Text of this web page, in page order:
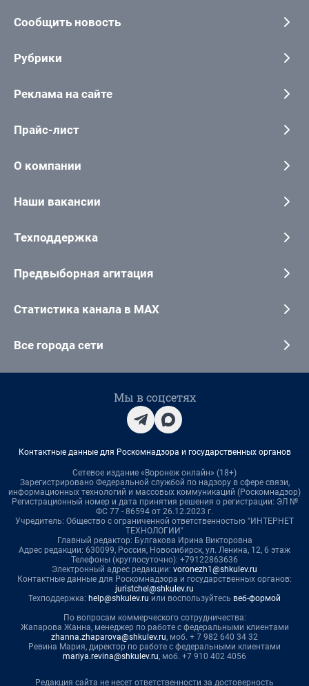
Сообщить новость
Рубрики
Реклама на сайте
Прайс-лист
О компании
Наши вакансии
Техподдержка
Предвыборная агитация
Статистика канала в MAX
Все города сети
Мы в соцсетях
Контактные данные для Роскомнадзора и государственных органов
Сетевое издание «Воронеж онлайн» (18+)
Зарегистрировано Федеральной службой по надзору в сфере связи,
информационных технологий и массовых коммуникаций (Роскомнадзор)
Регистрационный номер и дата принятия решения о регистрации: ЭЛ №
ФС 77 - 86594 от 26.12.2023 г.
Учредитель: Общество с ограниченной ответственностью "ИНТЕРНЕТ
ТЕХНОЛОГИИ"
Главный редактор: Булгакова Ирина Викторовна
Адрес редакции: 630099, Россия, Новосибирск, ул. Ленина, 12, 6 этаж
Телефоны (круглосуточно): +79122863636
Электронный адрес редакции: voronezh1@shkulev.ru
Контактные данные для Роскомнадзора и государственных органов:
juristchel@shkulev.ru
Техподдержка: help@shkulev.ru или воспользуйтесь веб-формой
По вопросам коммерческого сотрудничества:
Жапарова Жанна, менеджер по работе с федеральными клиентами
zhanna.zhaparova@shkulev.ru, моб. + 7 982 640 34 32
Ревина Мария, директор по работе с федеральными клиентами
mariya.revina@shkulev.ru, моб. +7 910 402 4056
Редакция сайта не несет ответственности за достоверность